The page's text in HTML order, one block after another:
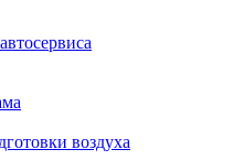
воздуха